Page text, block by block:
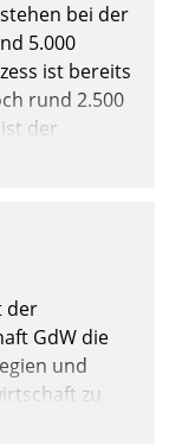
bei der
5.000
ist bereits
rund 2.500
der
immens. Im
daher
den
der
GdW die
und
zu